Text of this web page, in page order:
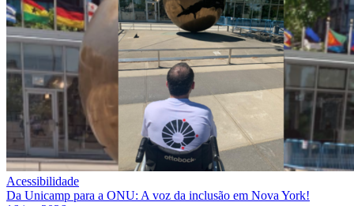
Acessibilidade
Da Unicamp para a ONU: A voz da inclusão em Nova York!